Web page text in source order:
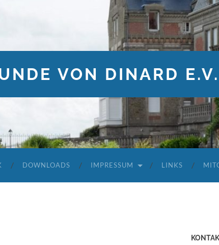
VON DINARD E.V.
DOWNLOADS IMPRESSUM LINKS